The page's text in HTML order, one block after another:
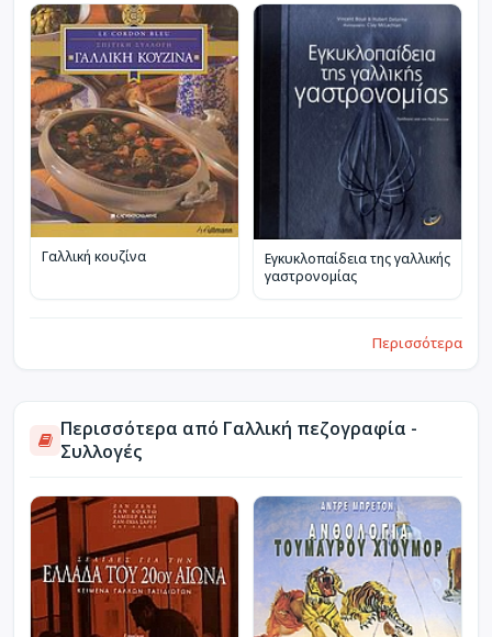
Γαλλική κουζίνα
Εγκυκλοπαίδεια της γαλλικής
γαστρονομίας
Περισσότερα
Περισσότερα από Γαλλική πεζογραφία -
Συλλογές